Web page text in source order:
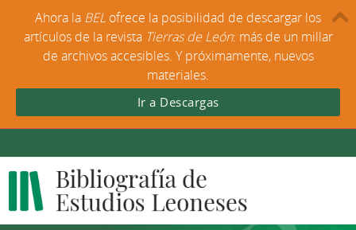
Ahora la BEL ofrece la posibilidad de descargar los
artículos de la revista Tierras de León: más de un millar
de archivos accesibles. Y próximamente, nuevos
materiales.
Ir a Descargas